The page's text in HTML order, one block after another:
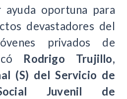
oportuna para
devastadores del
privados de
Rodrigo Trujillo,
(S) del Servicio de
Juvenil de